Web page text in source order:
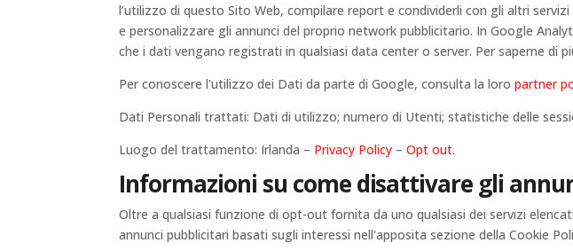
l’utilizzo di questo Sito Web, compilare report e condividerli con gli altri
e personalizzare gli annunci del proprio network pubblicitario. In Google
che i dati vengano registrati in qualsiasi data center o server. Per saperne di
Per conoscere l'utilizzo dei Dati da parte di Google, consulta la loropartner
Dati Personali trattati: Dati di utilizzo; numero di Utenti; statistiche delle
Luogo del trattamento: Irlanda – Privacy Policy –Opt out.
Informazioni su come disattivare gli
Oltre a qualsiasi funzione di opt-out fornita da uno qualsiasi dei servizi
annunci pubblicitari basati sugli interessi nell'apposita sezione della Cookie